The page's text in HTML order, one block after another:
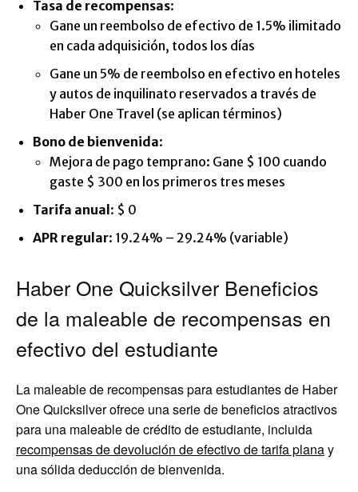
Tasa de recompensas:
Gane un reembolso de efectivo de 1.5% ilimitado
en cada adquisición, todos los días
Gane un 5% de reembolso en efectivo en hoteles
y autos de inquilinato reservados a través de
Haber One Travel (se aplican términos)
Bono de bienvenida:
Mejora de pago temprano: Gane $ 100 cuando
gaste $ 300 en los primeros tres meses
Tarifa anual : $ 0
APR regular: 19.24% – 29.24% (variable)
Haber One Quicksilver Beneficios
de la maleable de recompensas en
efectivo del estudiante
La maleable de recompensas para estudiantes de Haber
One Quicksilver ofrece una serie de beneficios atractivos
para una maleable de crédito de estudiante, incluida
recompensas de devolución de efectivo de tarifa planay
una sólida deducción de bienvenida.